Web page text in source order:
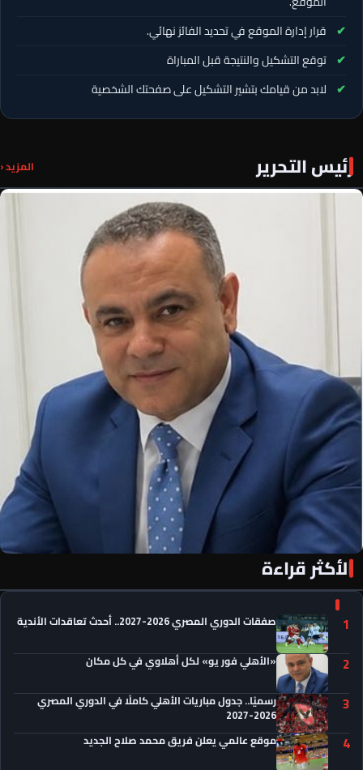
قرار إدارة الموقع في تحديد الفائز نهائي.
توقع التشكيل والنتيجة قبل المباراة
لابد من قيامك بتشير التشكيل على صفحتك الشخصية
رئيس التحرير المزيد ‹
«الأهلي فور يو» لكل أهلاوي في كل مكان
الأكثر قراءة
1 صفقات الدوري المصري 2026-2027.. أحدث تعاقدات الأندية
2 «الأهلي فور يو» لكل أهلاوي في كل مكان
3 رسميًا.. جدول مباريات الأهلي كاملًا في الدوري المصري
2026-2027
4 موقع عالمي يعلن فريق محمد صلاح الجديد